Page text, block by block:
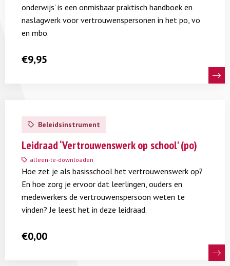
onderwijs
onderwijs’ is een onmisbaar praktisch handboek en
naslagwerk voor vertrouwenspersonen in het po, vo
en mbo.
€9,95
meer
Leidraad
‘Vertrouwenswerk
school'
Beleidsinstrument
Leidraad ‘Vertrouwenswerk op school' (po)
alleen-te-downloaden
Hoe zet je als basisschool het vertrouwenswerk op?
En hoe zorg je ervoor dat leerlingen, ouders en
medewerkers de vertrouwenspersoon weten te
vinden? Je leest het in deze leidraad.
€0,00